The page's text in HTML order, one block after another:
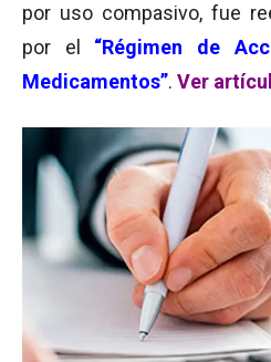
por uso compasivo, fue
por el “Régimen de
Medicamentos”. Ver